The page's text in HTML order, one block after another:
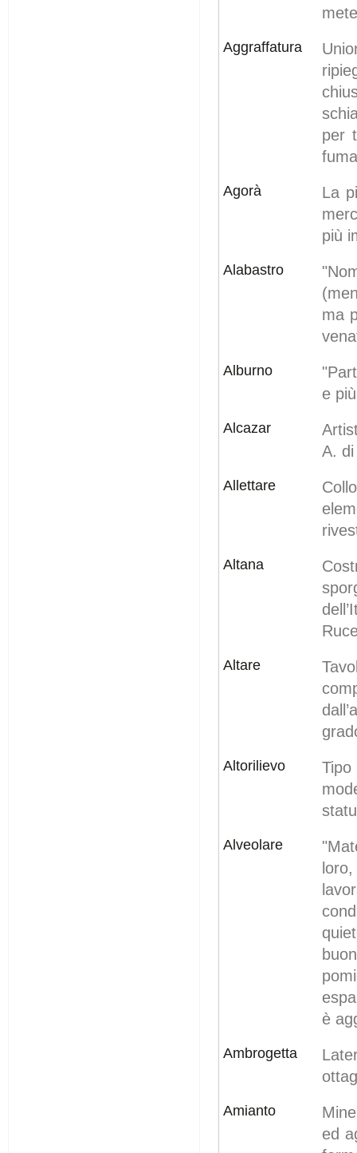
Aggraffatura
per
Agorà
La
più
Alabastro
ma
Alburno
e
Alcazar
A.
Allettare
Altana
Altare
Altorilievo
Alveolare
è
Ambrogetta
Amianto
ed